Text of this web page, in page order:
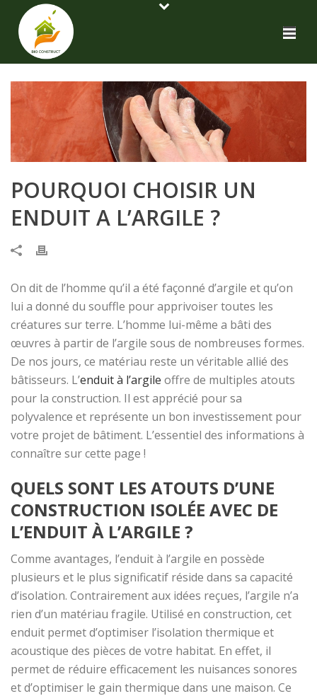
POURQUOI CHOISIR UN
ENDUIT A L’ARGILE ?
On dit de l’homme qu’il a été façonné d’argile et qu’on
lui a donné du souffle pour apprivoiser toutes les
créatures sur terre. L’homme lui-même a bâti des
œuvres à partir de l’argile sous de nombreuses formes.
De nos jours, ce matériau reste un véritable allié des
bâtisseurs. L’enduit à l’argile offre de multiples atouts
pour la construction. Il est apprécié pour sa
polyvalence et représente un bon investissement pour
votre projet de bâtiment. L’essentiel des informations à
connaître sur cette page !
QUELS SONT LES ATOUTS D’UNE
CONSTRUCTION ISOLÉE AVEC DE
L’ENDUIT À L’ARGILE ?
Comme avantages, l’enduit à l’argile en possède
plusieurs et le plus significatif réside dans sa capacité
d’isolation. Contrairement aux idées reçues, l’argile n’a
rien d’un matériau fragile. Utilisé en construction, cet
enduit permet d’optimiser l’isolation thermique et
acoustique des pièces de votre habitat. En effet, il
permet de réduire efficacement les nuisances sonores
et d’optimiser le gain thermique dans une maison. Ce